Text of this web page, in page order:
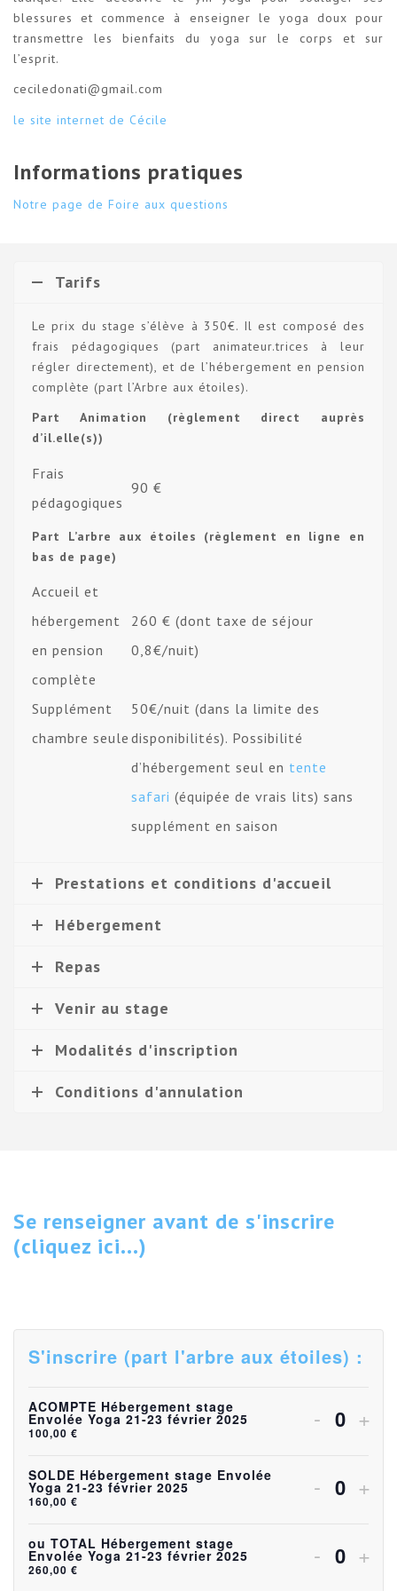
blessures et commence à enseigner le yoga doux pour
transmettre les bienfaits du yoga sur le corps et sur
l’esprit.
ceciledonati@gmail.com
le site internet de Cécile
Informations pratiques
Notre page de Foire aux questions
Tarifs
Le prix du stage s’élève à 350€. Il est composé des
frais pédagogiques (part animateur.trices à leur
régler directement), et de l’hébergement en pension
complète (part l’Arbre aux étoiles).
Part Animation (règlement direct auprès
d’il.elle(s))
Frais
pédagogiques
90 €
Part L’arbre aux étoiles (règlement en ligne en
bas de page)
Accueil et
hébergement
en pension
complète
260 € (dont taxe de séjour
0,8€/nuit)
Supplément
chambre seule
50€/nuit (dans la limite des
disponibilités). Possibilité
d’hébergement seul en tente
safari (équipée de vrais lits) sans
supplément en saison
Prestations et conditions d'accueil
Hébergement
Repas
Venir au stage
Modalités d'inscription
Conditions d'annulation
Se renseigner avant de s'inscrire
(cliquez ici...)
S'inscrire (part l'arbre aux étoiles) :
ACOMPTE Hébergement stage
Envolée Yoga 21-23 février 2025
100,00 €
Diminuer
quantité
billets
pour
- +
SOLDE Hébergement stage Envolée
Yoga 21-23 février 2025
160,00 €
Diminuer
quantité
- +
ou TOTAL Hébergement stage
Envolée Yoga 21-23 février 2025
260,00 €
Diminuer
- +